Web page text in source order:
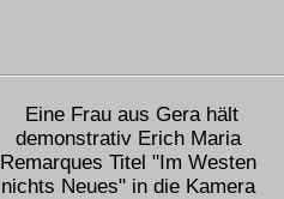
Eine Frau aus Gera hält
demonstrativ Erich Maria
Remarques Titel "Im Westen
nichts Neues" in die Kamera